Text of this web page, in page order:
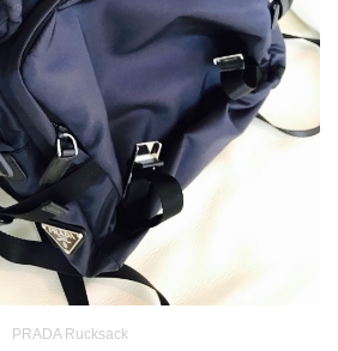
PRADA Rucksack